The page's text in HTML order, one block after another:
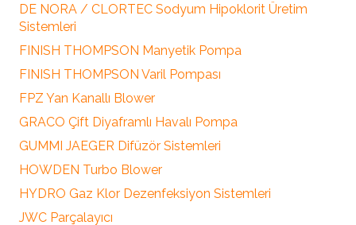
DE NORA / CLORTEC Sodyum Hipoklorit Üretim
Sistemleri
FINISH THOMPSON Manyetik Pompa
FINISH THOMPSON Varil Pompası
FPZ Yan Kanallı Blower
GRACO Çift Diyaframlı Havalı Pompa
GUMMI JAEGER Difüzör Sistemleri
HOWDEN Turbo Blower
HYDRO Gaz Klor Dezenfeksiyon Sistemleri
JWC Parçalayıcı